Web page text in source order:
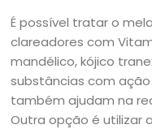
É possível tratar o
clareadores com
mandélico, kójico
substâncias com
também ajudam na
Outra opção é utilizar